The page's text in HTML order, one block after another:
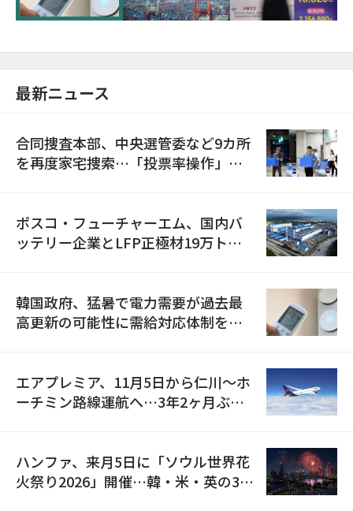
最新ニュース
合同捜査本部、中央選管委など9カ所
を再度家宅捜索…「投票率操作」の
ポスコ・フューチャーエム、国内バ
ッテリー企業とLFP正極材19万トン
韓国政府、猛暑で電力需要が過去最
高更新の可能性に需給対応体制を点
エアプレミア、11月5日から仁川〜ホ
ーチミン路線運航へ…3年2ヶ月ぶり
ハンファ、来月5日に「ソウル世界花
火祭り2026」開催…韓・米・英の3カ